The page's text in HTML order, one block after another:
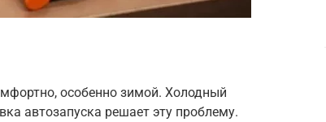
особенно зимой. Холодный
автозапуска решает эту проблему.